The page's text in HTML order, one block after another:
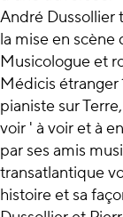
André Dussollier
la mise en
Musicologue et
Médicis étranger
pianiste sur
voir ' à voir et à
par ses amis
transatlantique
histoire et sa